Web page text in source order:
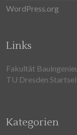
WordPress.org
Links
Fakultät
TU Dresden
Kategorien